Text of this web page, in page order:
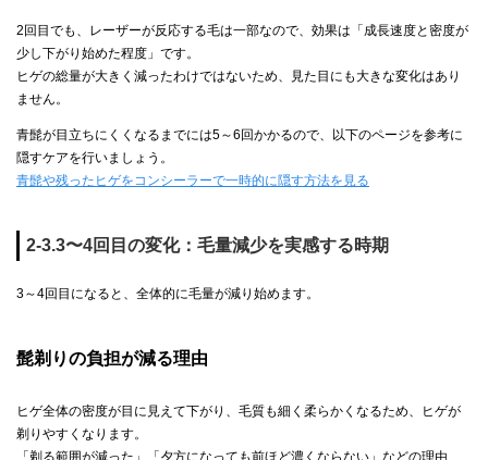
2回目でも、レーザーが反応する毛は一部なので、効果は「成長速度と密度が
少し下がり始めた程度」です。
ヒゲの総量が大きく減ったわけではないため、見た目にも大きな変化はあり
ません。
青髭が目立ちにくくなるまでには5～6回かかるので、以下のページを参考に
隠すケアを行いましょう。
青髭や残ったヒゲをコンシーラーで一時的に隠す方法を見る
2-3.3〜4回目の変化：毛量減少を実感する時期
3～4回目になると、全体的に毛量が減り始めます。
髭剃りの負担が減る理由
ヒゲ全体の密度が目に見えて下がり、毛質も細く柔らかくなるため、ヒゲが
剃りやすくなります。
「剃る範囲が減った」「夕方になっても前ほど濃くならない」などの理由